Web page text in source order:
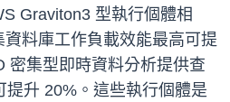
Graviton3 型執行個體相
料庫工作負載效能最高可提
密集型即時資料分析提供查
提升 20%。這些執行個體是